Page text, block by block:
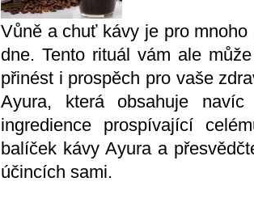
Vůně a chuť kávy je pro
dne. Tento rituál vám ale
přinést i prospěch pro vaše
Ayura, která obsahuje
ingredience prospívající
balíček kávy Ayura a
účincích sami.